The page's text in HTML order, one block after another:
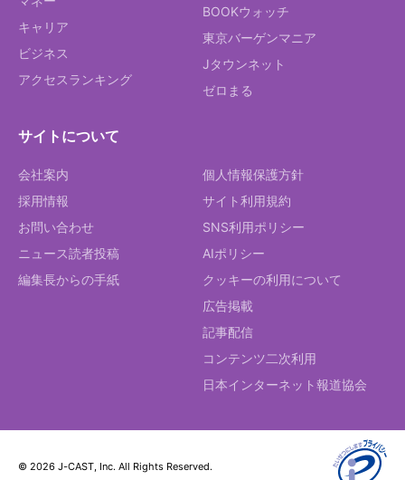
キャリア
ビジネス
アクセスランキング
BOOKウォッチ
東京バーゲンマニア
Jタウンネット
ゼロまる
サイトについて
会社案内
採用情報
お問い合わせ
ニュース読者投稿
編集長からの手紙
個人情報保護方針
サイト利用規約
SNS利用ポリシー
AIポリシー
クッキーの利用について
広告掲載
記事配信
コンテンツ二次利用
日本インターネット報道協会
© 2026 J-CAST, Inc. All Rights Reserved.